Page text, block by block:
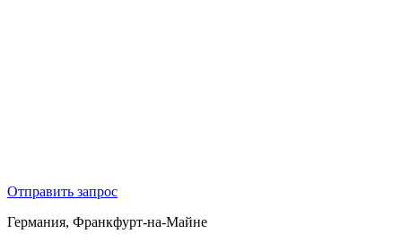
Отправить запрос
Германия, Франкфурт-на-Майне